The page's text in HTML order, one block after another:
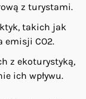
z turystami.
takich jak
emisji CO2.
z ekoturystyką,
ich wpływu.